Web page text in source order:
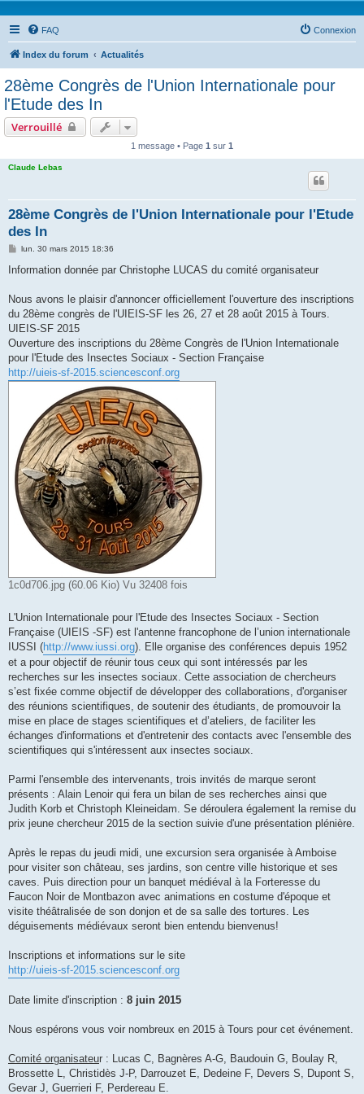
FAQ Connexion
Index du forum Actualités
28ème Congrès de l'Union Internationale pour
l'Etude des In
Verrouillé
1 message • Page 1 sur 1
Claude Lebas
28ème Congrès de l'Union Internationale pour l'Etude
des In
M
s
g
lun. 30 mars 2015 18:36
Information donnée par Christophe LUCAS du comité organisateur
Nous avons le plaisir d'annoncer officiellement l'ouverture des inscriptions
du 28ème congrès de l'UIEIS-SF les 26, 27 et 28 août 2015 à Tours.
UIEIS-SF 2015
Ouverture des inscriptions du 28ème Congrès de l'Union Internationale
pour l'Etude des Insectes Sociaux - Section Française
http://uieis-sf-2015.sciencesconf.org
1c0d706.jpg (60.06 Kio) Vu 32408 fois
L'Union Internationale pour l'Etude des Insectes Sociaux - Section
Française (UIEIS -SF) est l'antenne francophone de l’union internationale
IUSSI (http://www.iussi.org). Elle organise des conférences depuis 1952
et a pour objectif de réunir tous ceux qui sont intéressés par les
recherches sur les insectes sociaux. Cette association de chercheurs
s’est fixée comme objectif de développer des collaborations, d'organiser
des réunions scientifiques, de soutenir des étudiants, de promouvoir la
mise en place de stages scientifiques et d’ateliers, de faciliter les
échanges d'informations et d'entretenir des contacts avec l'ensemble des
scientifiques qui s'intéressent aux insectes sociaux.
Parmi l'ensemble des intervenants, trois invités de marque seront
présents : Alain Lenoir qui fera un bilan de ses recherches ainsi que
Judith Korb et Christoph Kleineidam. Se déroulera également la remise du
prix jeune chercheur 2015 de la section suivie d'une présentation plénière.
Après le repas du jeudi midi, une excursion sera organisée à Amboise
pour visiter son château, ses jardins, son centre ville historique et ses
caves. Puis direction pour un banquet médiéval à la Forteresse du
Faucon Noir de Montbazon avec animations en costume d'époque et
visite théâtralisée de son donjon et de sa salle des tortures. Les
déguisements médiévaux seront bien entendu bienvenus!
Inscriptions et informations sur le site
http://uieis-sf-2015.sciencesconf.org
Date limite d'inscription : 8 juin 2015
Nous espérons vous voir nombreux en 2015 à Tours pour cet événement.
Comité organisateur : Lucas C, Bagnères A-G, Baudouin G, Boulay R,
Brossette L, Christidès J-P, Darrouzet E, Dedeine F, Devers S, Dupont S,
Gevar J, Guerrieri F, Perdereau E.